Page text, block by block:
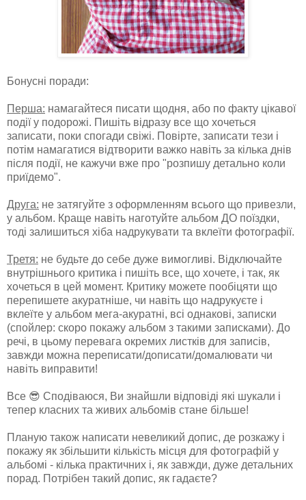
Бонусні поради:
Перша: намагайтеся писати щодня, або по факту цікавої
події у подорожі. Пишіть відразу все що хочеться
записати, поки спогади свіжі. Повірте, записати тези і
потім намагатися відтворити важко навіть за кілька днів
після події, не кажучи вже про "розпишу детально коли
приїдемо".
Друга: не затягуйте з оформленням всього що привезли,
у альбом. Краще навіть наготуйте альбом ДО поїздки,
тоді залишиться хіба надрукувати та вклеїти фотографії.
Третя: не будьте до себе дуже вимогливі. Відключайте
внутрішнього критика і пишіть все, що хочете, і так, як
хочеться в цей момент. Критику можете пообіцяти що
перепишете акуратніше, чи навіть що надрукуєте і
вклеїте у альбом мега-акуратні, всі однакові, записки
(спойлер: скоро покажу альбом з такими записками). До
речі, в цьому перевага окремих листків для записів,
завжди можна переписати/дописати/домалювати чи
навіть виправити!
Все 😎 Сподіваюся, Ви знайшли відповіді які шукали і
тепер класних та живих альбомів стане більше!
Планую також написати невеликий допис, де розкажу і
покажу як збільшити кількість місця для фотографій у
альбомі - кілька практичних і, як завжди, дуже детальних
порад. Потрібен такий допис, як гадаєте?